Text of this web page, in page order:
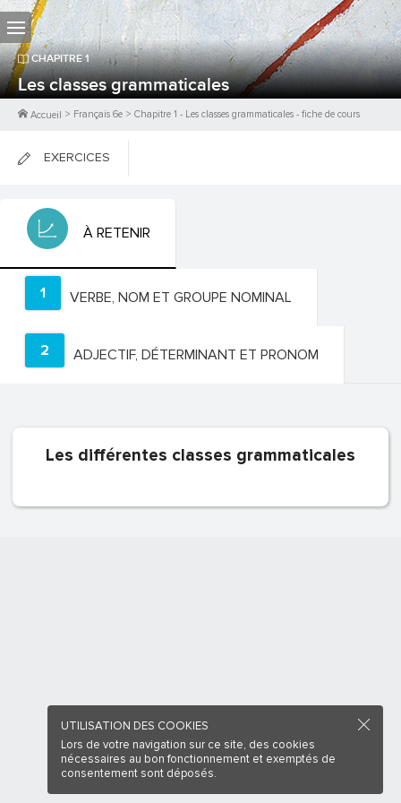
CHAPITRE1
Les classes grammaticales
Accueil > Français 6e > Chapitre 1 - Les classes grammaticales - fiche de cours
EXERCICES
FICHES DE COURS
À RETENIR
1 VERBE, NOM ET GROUPE NOMINAL
2 ADJECTIF, DÉTERMINANT ET PRONOM
Les différentes classes grammaticales
UTILISATION DES COOKIES
Lors de votre navigation sur ce site, des cookies
nécessaires au bon fonctionnement et exemptés de
consentement sont déposés.